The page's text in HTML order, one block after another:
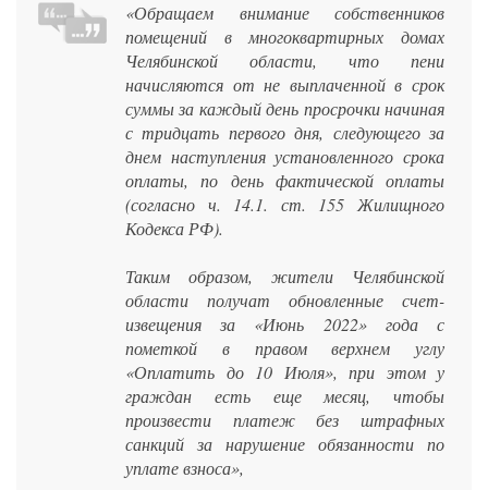
«Обращаем внимание собственников
помещений в многоквартирных домах
Челябинской области, что пени
начисляются от не выплаченной в срок
суммы за каждый день просрочки начиная
с тридцать первого дня, следующего за
днем наступления установленного срока
оплаты, по день фактической оплаты
(согласно ч. 14.1. ст. 155 Жилищного
Кодекса РФ).
Таким образом, жители Челябинской
области получат обновленные счет-
извещения за «Июнь 2022» года с
пометкой в правом верхнем углу
«Оплатить до 10 Июля», при этом у
граждан есть еще месяц, чтобы
произвести платеж без штрафных
санкций за нарушение обязанности по
уплате взноса»,